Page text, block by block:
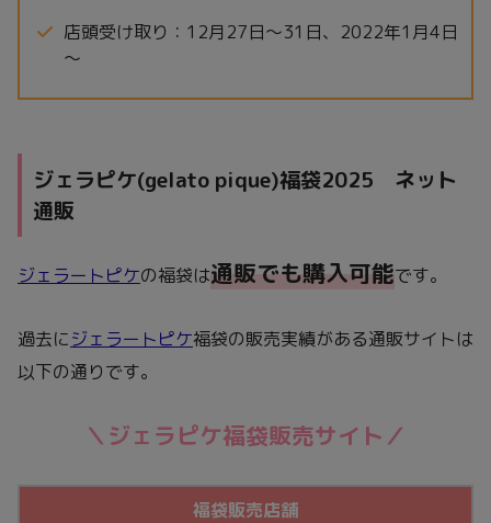
店頭受け取り：12月27日～31日、2022年1月4日
～
ジェラピケ(gelato pique)福袋2025 ネット
通販
ジェラートピケの福袋は通販でも購入可能です。
過去にジェラートピケ福袋の販売実績がある通販サイトは
以下の通りです。
＼ジェラピケ福袋販売サイト／
福袋販売店舗